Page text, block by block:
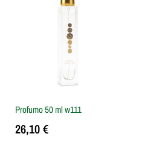
Profumo 50 ml w111
26,10€